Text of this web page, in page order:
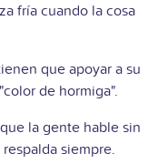
fría cuando la cosa
que apoyar a su
de hormiga".
la gente hable sin
siempre.